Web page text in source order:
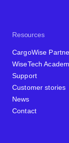
Resources
CargoWise
WiseTech
Support
Customer stories
News
Contact